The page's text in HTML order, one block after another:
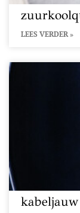
LEES VERDER »